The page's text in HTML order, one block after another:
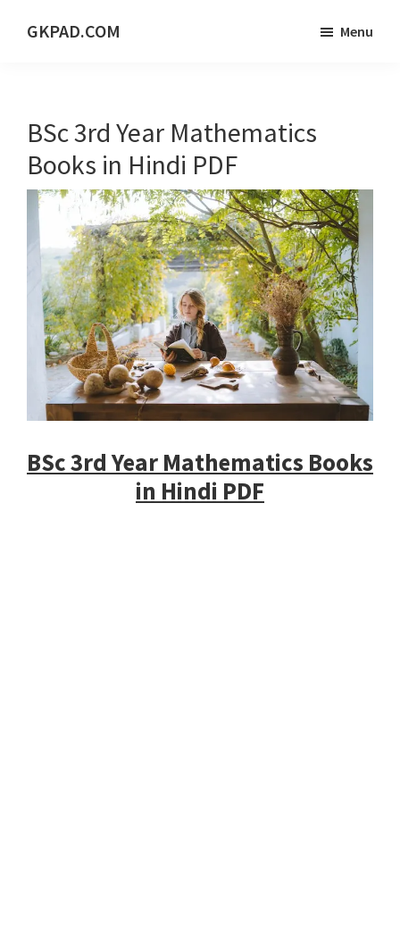
GKPAD.COM
PORTAL
Menu
BSc 3rd Year Mathematics
Books in Hindi PDF
BSc 3rd Year Mathematics Books
in Hindi PDF